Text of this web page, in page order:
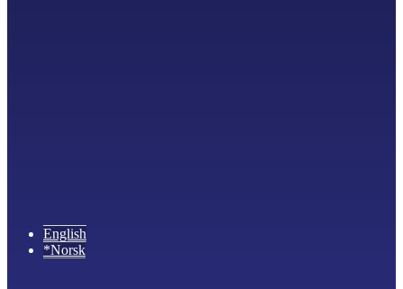
English
*Norsk